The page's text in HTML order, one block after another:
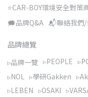
⭐CAR-BOY環境安全對策
🗯️品牌Q&A 📬聯絡我們/
品牌總覽
▹品牌一覽 ▹PEOPLE
▹NOL ▹學研Gakken
▹LEBEN ▹OSAKI